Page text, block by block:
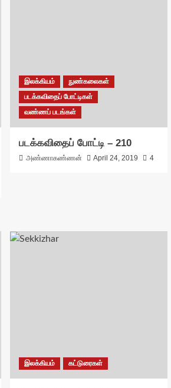
இலக்கியம்
நுண்கலைகள்
படக்கவிதைப் போட்டிகள்
வண்ணப் படங்கள்
படக்கவிதைப் போட்டி – 210
அண்ணாகண்ணன் April 24, 2019 4
இலக்கியம் கட்டுரைகள்